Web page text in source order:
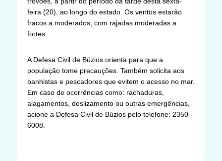
feira (20), ao longo do estado. Os ventos estarão
fracos a moderados, com rajadas moderadas a
fortes.
A Defesa Civil de Búzios orienta para que a
população tome precauções. Também solicita aos
banhistas e pescadores que evitem o acesso no mar.
Em caso de ocorrências como: rachaduras,
alagamentos, deslizamento ou outras emergências,
acione a Defesa Civil de Búzios pelo telefone: 2350-
6008.